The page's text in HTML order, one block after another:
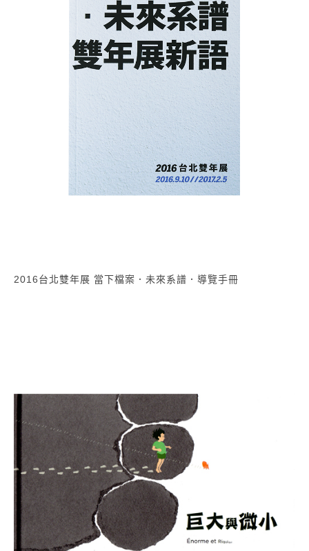
2016台北雙年展 當下檔案．未來系譜．導覽手冊